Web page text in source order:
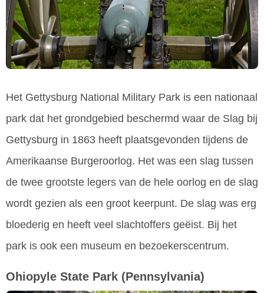
Het Gettysburg National Military Park is een nationaal
park dat het grondgebied beschermd waar de Slag bij
Gettysburg in 1863 heeft plaatsgevonden tijdens de
Amerikaanse Burgeroorlog. Het was een slag tussen
de twee grootste legers van de hele oorlog en de slag
wordt gezien als een groot keerpunt. De slag was erg
bloederig en heeft veel slachtoffers geëist. Bij het
park is ook een museum en bezoekerscentrum.
Ohiopyle State Park (Pennsylvania)